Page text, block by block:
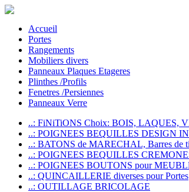
Accueil
Portes
Rangements
Mobiliers divers
Panneaux Plaques Etageres
Plinthes /Profils
Fenetres /Persiennes
Panneaux Verre
..: FiNiTiONS Choix: BOIS, LAQUES,
..: POIGNEES BEQUILLES DESIGN
..: BATONS de MARECHAL, Barres de
..: POIGNEES BEQUILLES
..: POIGNEES BOUTONS pour
..: QUINCAILLERIE diverses pour Portes
..: OUTILLAGE BRICOLAGE